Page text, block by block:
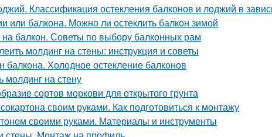
Классификация остекления балконов и лоджий в
или балкона. Можно ли остеклить балкон зимой
на балкон. Советы по выбору балконных рам
молдинг на стены: инструкция и советы
балкона. Холодное остекление балконов
молдинг на стену
сортов моркови для открытого грунта
своим руками. Как подготовиться к монтажу
своими руками. Материалы и инструменты